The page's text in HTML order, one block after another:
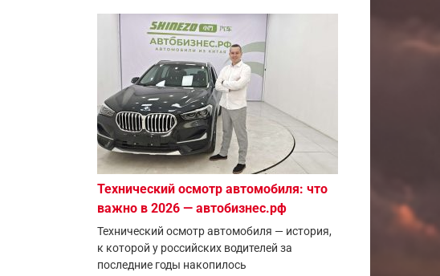
Технический осмотр автомобиля: что
важно в 2026 — автобизнес.рф
Технический осмотр автомобиля — история,
к которой у российских водителей за
последние годы накопилось